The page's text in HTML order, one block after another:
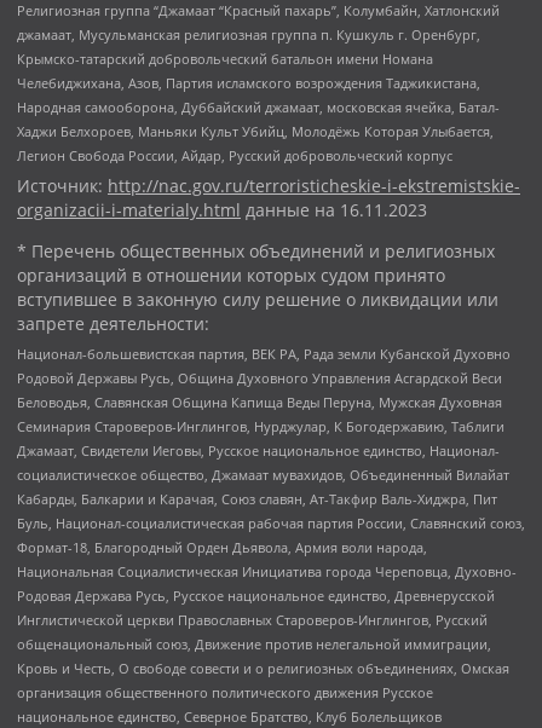
Религиозная группа “Джамаат “Красный пахарь”, Колумбайн, Хатлонский
джамаат, Мусульманская религиозная группа п. Кушкуль г. Оренбург,
Крымско-татарский добровольческий батальон имени Номана
Челебиджихана, Азов, Партия исламского возрождения Таджикистана,
Народная самооборона, Дуббайский джамаат, московская ячейка, Батал-
Хаджи Белхороев, Маньяки Культ Убийц, Молодёжь Которая Улыбается,
Легион Свобода России, Айдар, Русский добровольческий корпус
Источник: http://nac.gov.ru/terroristicheskie-i-ekstremistskie-
organizacii-i-materialy.html данные на 16.11.2023
* Перечень общественных объединений и религиозных
организаций в отношении которых судом принято
вступившее в законную силу решение о ликвидации или
запрете деятельности:
Национал-большевистская партия, ВЕК РА, Рада земли Кубанской Духовно
Родовой Державы Русь, Община Духовного Управления Асгардской Веси
Беловодья, Славянская Община Капища Веды Перуна, Мужская Духовная
Семинария Староверов-Инглингов, Нурджулар, К Богодержавию, Таблиги
Джамаат, Свидетели Иеговы, Русское национальное единство, Национал-
социалистическое общество, Джамаат мувахидов, Объединенный Вилайат
Кабарды, Балкарии и Карачая, Союз славян, Ат-Такфир Валь-Хиджра, Пит
Буль, Национал-социалистическая рабочая партия России, Славянский союз,
Формат-18, Благородный Орден Дьявола, Армия воли народа,
Национальная Социалистическая Инициатива города Череповца, Духовно-
Родовая Держава Русь, Русское национальное единство, Древнерусской
Инглистической церкви Православных Староверов-Инглингов, Русский
общенациональный союз, Движение против нелегальной иммиграции,
Кровь и Честь, О свободе совести и о религиозных объединениях, Омская
организация общественного политического движения Русское
национальное единство, Северное Братство, Клуб Болельщиков